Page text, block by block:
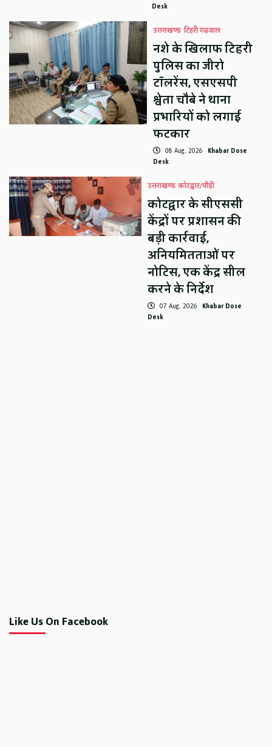
Desk
उत्तराखण्ड टिहरी गढ़वाल
नशे के खिलाफ टिहरी
पुलिस का जीरो
टॉलरेंस, एसएसपी
श्वेता चौबे ने थाना
प्रभारियों को लगाई
फटकार
08 Aug, 2026 Khabar Dose
Desk
उत्तराखण्ड कोटद्वार/पौड़ी
कोटद्वार के सीएससी
केंद्रों पर प्रशासन की
बड़ी कार्रवाई,
अनियमितताओं पर
नोटिस, एक केंद्र सील
करने के निर्देश
07 Aug, 2026 Khabar Dose
Desk
Like Us On Facebook